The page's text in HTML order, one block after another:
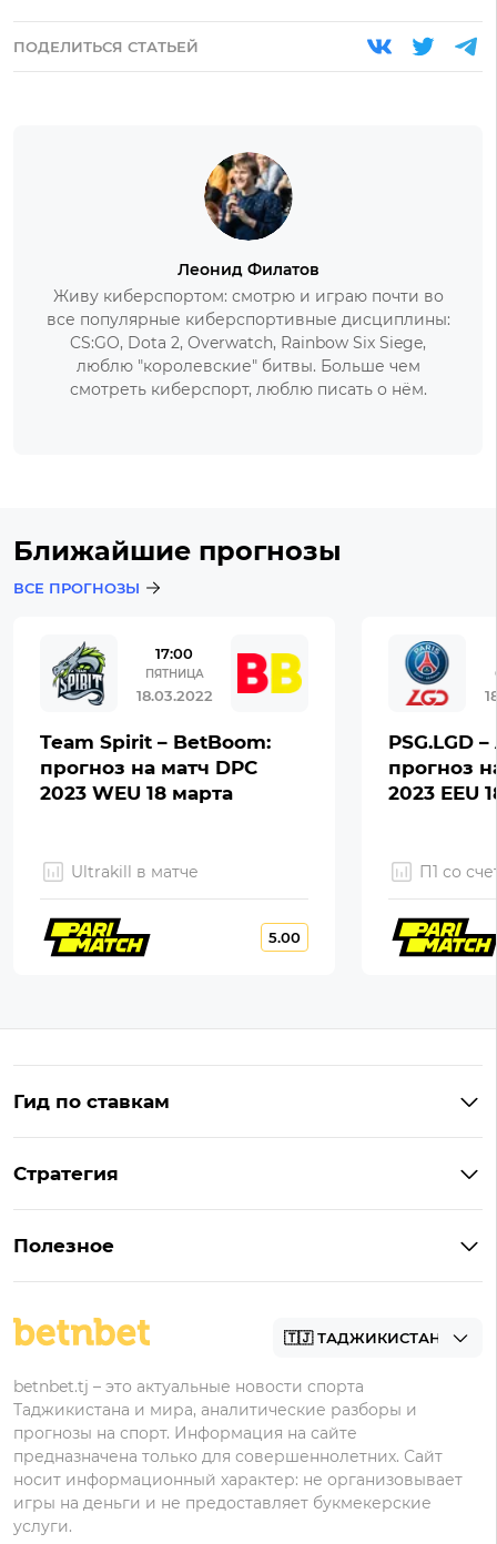
ПОДЕЛИТЬСЯ СТАТЬЕЙ
Леонид Филатов
Живу киберспортом: смотрю и играю почти во
все популярные киберспортивные дисциплины:
CS:GO, Dota 2, Overwatch, Rainbow Six Siege,
люблю "королевские" битвы. Больше чем
смотреть киберспорт, люблю писать о нём.
Ближайшие прогнозы
ВСЕ ПРОГНОЗЫ
17:00
ПЯТНИЦА
18.03.2022
Team Spirit – BetBoom:
прогноз на матч DPC
2023 WEU 18 марта
Ultrakill в матче
5.00
PSG.LGD
прогноз
2023 EEU
П1 со
Гид по ставкам
Что значит «чет» и «нечет»
Стратегия
Полезное
Академия
betnbet.tj – это актуальные новости спорта
Таджикистана и мира, аналитические разборы и
прогнозы на спорт. Информация на сайте
предназначена только для совершеннолетних. Сайт
носит информационный характер: не организовывает
игры на деньги и не предоставляет букмекерские
услуги.